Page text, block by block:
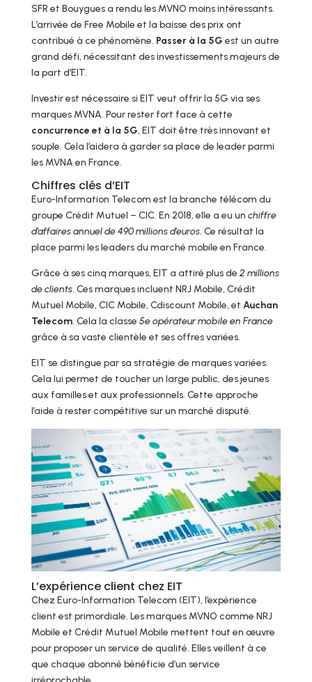
SFR et Bouygues a rendu les MVNO moins intéressants.
L’arrivée de Free Mobile et la baisse des prix ont
contribué à ce phénomène. Passer à la 5G est un autre
grand défi, nécessitant des investissements majeurs de
la part d’EIT.
Investir est nécessaire si EIT veut offrir la 5G via ses
marques MVNA. Pour rester fort face à cette
concurrence et à la 5G, EIT doit être très innovant et
souple. Cela l’aidera à garder sa place de leader parmi
les MVNA en France.
Chiffres clés d’EIT
Euro-Information Telecom est la branche télécom du
groupe Crédit Mutuel – CIC. En 2018, elle a eu un chiffre
d’affaires annuel de 490 millions d’euros. Ce résultat la
place parmi les leaders du marché mobile en France.
Grâce à ses cinq marques, EIT a attiré plus de 2 millions
de clients. Ces marques incluent NRJ Mobile, Crédit
Mutuel Mobile, CIC Mobile, Cdiscount Mobile, et Auchan
Telecom. Cela la classe 5e opérateur mobile en France
grâce à sa vaste clientèle et ses offres variées.
EIT se distingue par sa stratégie de marques variées.
Cela lui permet de toucher un large public, des jeunes
aux familles et aux professionnels. Cette approche
l’aide à rester compétitive sur un marché disputé.
L’expérience client chez EIT
Chez Euro-Information Telecom (EIT), l’expérience
client est primordiale. Les marques MVNO comme NRJ
Mobile et Crédit Mutuel Mobile mettent tout en œuvre
pour proposer un service de qualité. Elles veillent à ce
que chaque abonné bénéficie d’un service